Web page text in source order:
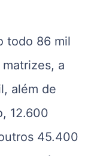
todo 86 mil
a
além de
12.600
45.400